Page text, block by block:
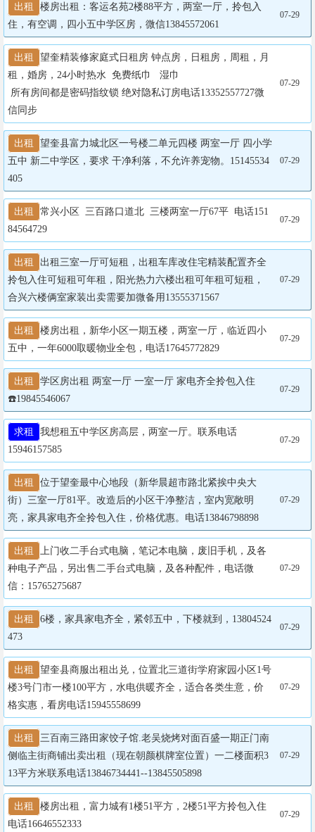
出租
楼房出租：客运名苑2楼88平方，两室一厅，拎包入
住，有空调，四小五中学区房，微信13845572061
07-29
出租
望奎精装修家庭式日租房 钟点房，日租房，周租，月
租，婚房，24小时热水  免费纸巾   湿巾
信同步
07-29
出租
望奎县富力城北区一号楼二单元四楼 两室一厅 四小学
五中 新二中学区，要求 干净利落，不允许养宠物。15145534
405
07-29
出租
常兴小区  三百路口道北  三楼两室一厅67平  电话151
84564729
07-29
出租
出租三室一厅可短租，出租车库改住宅精装配置齐全
拎包入住可短租可年租，阳光热力六楼出租可年租可短租，
合兴六楼俩室家装出卖需要加微备用13555371567
07-29
出租
楼房出租，新华小区一期五楼，两室一厅，临近四小
五中，一年6000取暖物业全包，电话17645772829
07-29
出租
学区房出租 两室一厅 一室一厅 家电齐全拎包入住
☎️19845546067
07-29
求租
我想租五中学区房高层，两室一厅。联系电话
15946157585
07-29
出租
位于望奎最中心地段（新华晨超市路北紧挨中央大
街）三室一厅81平。改造后的小区干净整洁，室内宽敞明
亮，家具家电齐全拎包入住，价格优惠。电话13846798898
07-29
出租
上门收二手台式电脑，笔记本电脑，废旧手机，及各
种电子产品，另出售二手台式电脑，及各种配件，电话微
信：15765275687
07-29
出租
6楼，家具家电齐全，紧邻五中，下楼就到，13804524
473
07-29
出租
望奎县商服出租出兑，位置北三道街学府家园小区1号
楼3号门市一楼100平方，水电供暖齐全，适合各类生意，价
格实惠，看房电话15945558699
07-29
出租
三百南三路田家饺子馆.老吴烧烤对面百盛一期正门南
侧临主街商铺出卖出租（现在朝颜棋牌室位置）一二楼面积3
13平方米联系电话13846734441--13845505898
07-29
出租
楼房出租，富力城有1楼51平方，2楼51平方拎包入住
电话16646552333
07-29